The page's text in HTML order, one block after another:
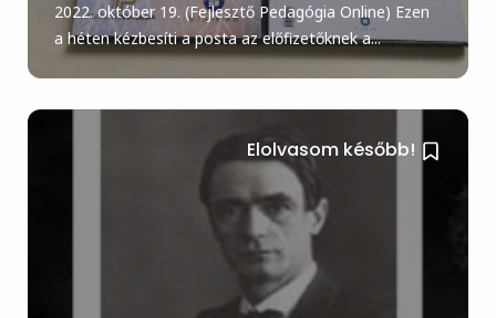
2022. október 19. (Fejlesztő Pedagógia Online) Ezen
a héten kézbesíti a posta az előfizetőknek a...
Elolvasom később!